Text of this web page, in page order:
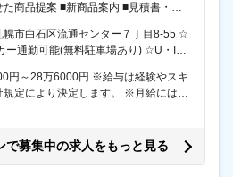
商品提案 ■新商品案内 ■見積書・提
の部署とも関わりながら業務を行いま
イチなどの大手・地元スーパーや有名
他には回転ずしや居酒屋などの外食
3件訪問しています。（※部署、内容
市
幌市白石区流通センター７丁目8-55 ☆
ー通勤可能(無料駐車場あり) ☆U・Iタ
6000円 ※給与は経験やスキ
規定により決定します。 ※月給には一
で募集中の求人をもっと見る